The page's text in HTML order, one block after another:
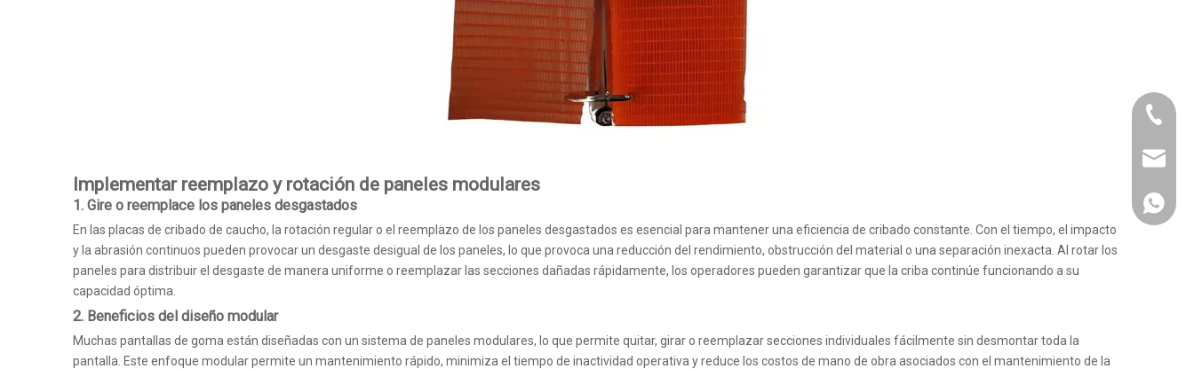
Implementar reemplazo y rotación de paneles modulares
1. Gire o reemplace los paneles desgastados
En las placas de cribado de caucho, la rotación regular o el reemplazo de los paneles desgastados es esencial para mantener una eficiencia de cribado constante. Con el tiempo, el impacto
y la abrasión continuos pueden provocar un desgaste desigual de los paneles, lo que provoca una reducción del rendimiento, obstrucción del material o una separación inexacta. Al rotar los
paneles para distribuir el desgaste de manera uniforme o reemplazar las secciones dañadas rápidamente, los operadores pueden garantizar que la criba continúe funcionando a su
capacidad óptima.
2. Beneficios del diseño modular
Muchas pantallas de goma están diseñadas con un sistema de paneles modulares, lo que permite quitar, girar o reemplazar secciones individuales fácilmente sin desmontar toda la
pantalla. Este enfoque modular permite un mantenimiento rápido, minimiza el tiempo de inactividad operativa y reduce los costos de mano de obra asociados con el mantenimiento de la
+86-21-
+86